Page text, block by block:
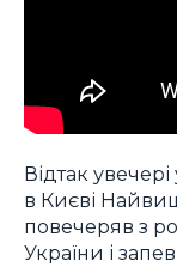
Відтак
в Києві
повечеряв з
України і